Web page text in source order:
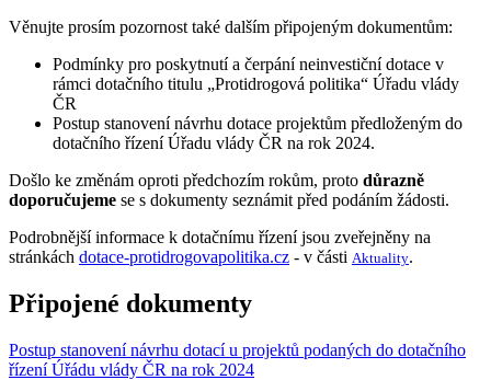
Věnujte prosím pozornost také dalším připojeným dokumentům:
Podmínky pro poskytnutí a čerpání neinvestiční dotace v
rámci dotačního titulu „Protidrogová politika“ Úřadu vlády
ČR
Postup stanovení návrhu dotace projektům předloženým do
dotačního řízení Úřadu vlády ČR na rok 2024.
Došlo ke změnám oproti předchozím rokům, proto důrazně
doporučujeme se s dokumenty seznámit před podáním žádosti.
Podrobnější informace k dotačnímu řízení jsou zveřejněny na
stránkách dotace-protidrogovapolitika.cz - v části Aktuality.
Připojené dokumenty
Postup stanovení návrhu dotací u projektů podaných do dotačního
řízení Úřádu vlády ČR na rok 2024